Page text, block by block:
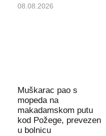
08.08.2026
Muškarac pao s
mopeda na
makadamskom putu
kod Požege, prevezen
u bolnicu